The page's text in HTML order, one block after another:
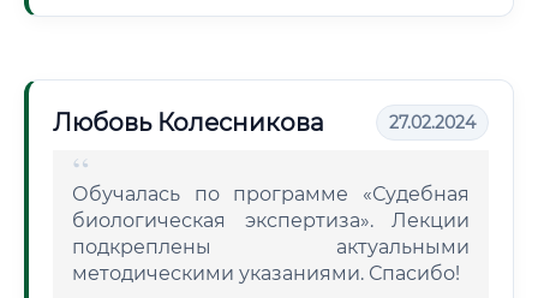
Любовь Колесникова 27.02.2024
Обучалась по программе «Судебная
биологическая экспертиза». Лекции
подкреплены актуальными
методическими указаниями. Спасибо!